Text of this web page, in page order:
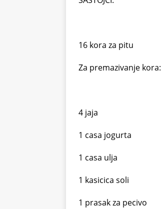
16 kora za pitu
Za premazivanje kora:
4 jaja
1 casa jogurta
1 casa ulja
1 kasicica soli
1 prasak za pecivo